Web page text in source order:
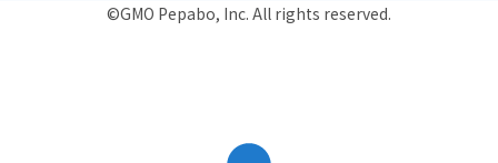
©GMO Pepabo, Inc. All rights reserved.